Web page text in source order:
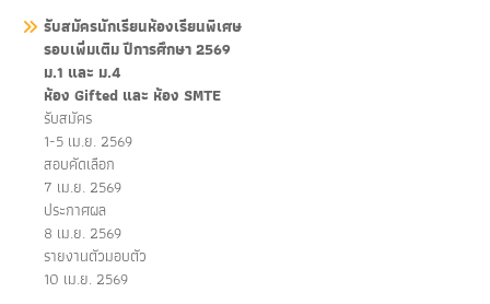
รับสมัครนักเรียนห้องเรียนพิเศษ
รอบเพิ่มเติม ปีการศึกษา 2569
ม.1 และ ม.4
ห้อง Gifted และ ห้อง SMTE
รับสมัคร
1-5 เม.ย. 2569
สอบคัดเลือก
7 เม.ย. 2569
ประกาศผล
8 เม.ย. 2569
รายงานตัวมอบตัว
10 เม.ย. 2569